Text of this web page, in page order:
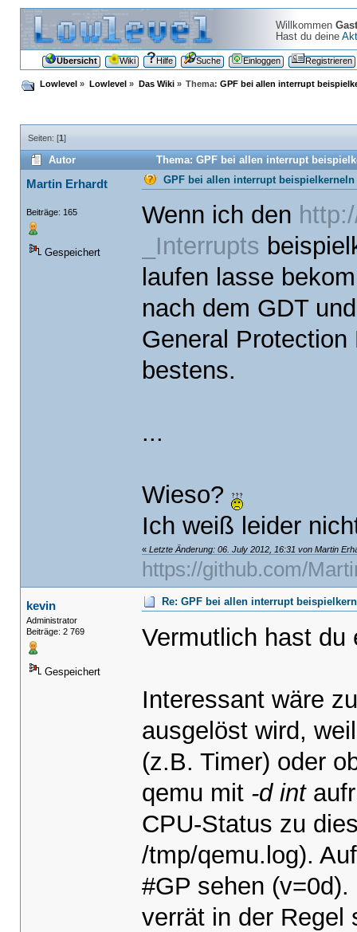
Willkommen Gast
Hast du deine
Übersicht Wiki Hilfe Suche Einloggen Registrieren
Lowlevel » Lowlevel » Das Wiki» Thema:GPF bei allen interrupt
Seiten: [1]
Autor Thema: GPF bei allen interrupt
Martin Erhardt
Beiträge: 165
Gespeichert
GPF bei allen interrupt
Wenn ich den
_Interrupts
laufen lasse
nach dem GDT
General
bestens.
...
Wieso?
Ich weiß leider
« Letzte Änderung: 06. July 2012, 16:31 von Martin
https://github.com/
kevin
Administrator
Beiträge: 2 769
Gespeichert
Re: GPF bei allen interrupt
Vermutlich hast
Interessant wäre
ausgelöst wird,
(z.B. Timer) oder
qemu mit -d int
CPU-Status zu
/tmp/qemu.log).
#GP sehen
verrät in der Regel